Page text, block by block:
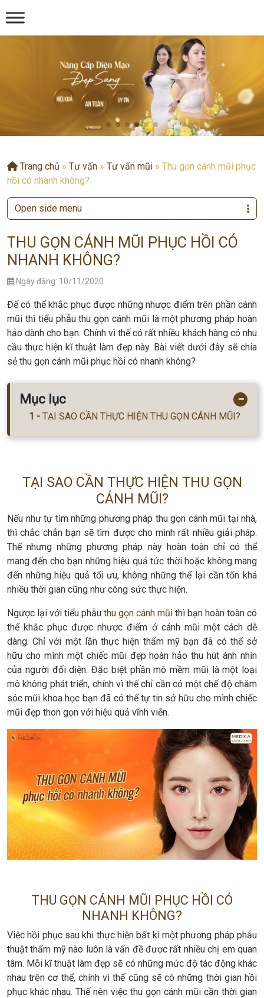
Trang chủ » Tư vấn » Tư vấn mũi » Thu gọn cánh mũi phục
hồi có nhanh không?
THU GỌN CÁNH MŨI PHỤC HỒI CÓ
NHANH KHÔNG?
Ngày đăng: 10/11/2020
Để có thể khắc phục được những nhược điểm trên phần cánh
mũi thì tiểu phẫu thu gọn cánh mũi là một phương pháp hoàn
hảo dành cho bạn. Chính vì thế có rất nhiều khách hàng có nhu
cầu thực hiện kĩ thuật làm đẹp này. Bài viết dưới đây sẽ chia
sẻ thu gọn cánh mũi phục hồi có nhanh không?
Mục lục −
TẠI SAO CẦN THỰC HIỆN THU GỌN CÁNH MŨI?
TẠI SAO CẦN THỰC HIỆN THU GỌN
CÁNH MŨI?
Nếu như tự tìm những phương pháp thu gọn cánh mũi tại nhà,
thì chắc chắn bạn sẽ tìm được cho mình rất nhiều giải pháp.
Thế nhưng những phương pháp này hoàn toàn chỉ có thể
mang đến cho bạn những hiệu quả tức thời hoặc không mang
đến những hiệu quả tối ưu, không những thế lại cần tốn khá
nhiều thời gian cũng như công sức thực hiện.
Ngược lại với tiểu phẫu thu gọn cánh mũi thì bạn hoàn toàn có
thể khắc phục được nhược điểm ở cánh mũi một cách dễ
dàng. Chỉ với một lần thực hiện thẩm mỹ bạn đã có thể sở
hữu cho mình một chiếc mũi đẹp hoàn hảo thu hút ánh nhìn
của người đối diện. Đặc biệt phần mô mềm mũi là một loại
mô không phát triển, chính vì thế chỉ cần có một chế độ chăm
sóc mũi khoa học bạn đã có thể tự tin sở hữu cho mình chiếc
mũi đẹp thon gọn với hiệu quả vĩnh viễn.
THU GỌN CÁNH MŨI PHỤC HỒI CÓ
NHANH KHÔNG?
Việc hồi phục sau khi thực hiện bất kì một phương pháp phẫu
thuật thẩm mỹ nào luôn là vấn đề được rất nhiều chị em quan
tâm. Mỗi kĩ thuật làm đẹp sẽ có những mức độ tác động khác
nhau trên cơ thể, chính vì thế cũng sẽ có những thời gian hồi
phục khác nhau. Thế nên việc thu gọn cánh mũi cần thời gian
Open side menu